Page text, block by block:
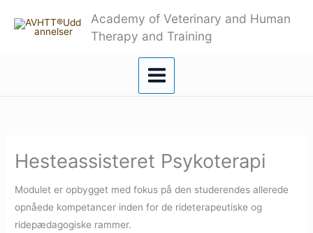
Academy of Veterinary and Human
Therapy and Training
Hesteassisteret Psykoterapi
Modulet er opbygget med fokus på den studerendes allerede
opnåede kompetancer inden for de rideterapeutiske og
ridepædagogiske rammer.